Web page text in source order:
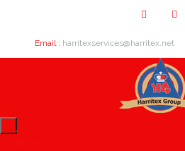
Email : harritexservices@harritex.net